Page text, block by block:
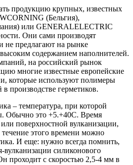
продукцию крупных, известных
(Бельгия),
или GENERALELECTRIC
Они сами производят
не предлагают на рынке
содержанием наполнителей.
на российский рынок
многие известные европейские
которые используют полимеры
производстве герметиков.
– температура, при которой
Обычно это +5.+40С. Время
поверхностной вулканизации,
этого времени можно
И еще: нужно всегда помнить,
вулканизации силиконового
проходит с скоростью 2,5-4 мм в